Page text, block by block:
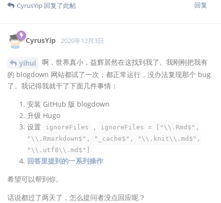
回复
CyrusYip 回复了此帖
CyrusYip 2020年12月3日
yihui
啊，世界真小，益辉居然在这找到我了。我刚刚把我有
的 blogdown 网站都试了一次，都正常运行，没办法复现那个 bug
了。我记得我就干了下面几件事情：
安装 GitHub 版 blogdown
升级 Hugo
设置
ignoreFiles ，
ignoreFiles = ["\\.Rmd$",
"\\.Rmarkdown$", "_cache$", "\\.knit\\.md$",
"\\.utf8\\.md$"]
回答里提到的一系列操作
希望可以帮到你。
话说都过了两天了，怎么提问者没点回应呢？